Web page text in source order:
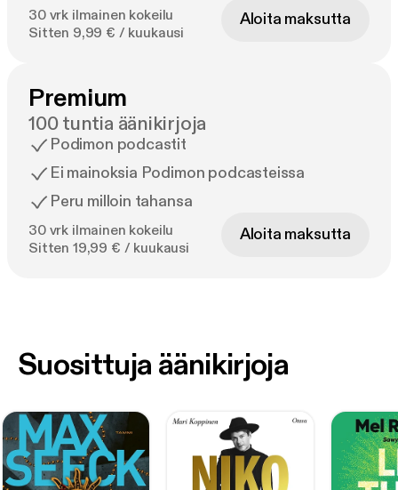
30 vrk ilmainen kokeilu
Sitten 9,99 € / kuukausi
Aloita maksutta
Premium
100 tuntia äänikirjoja
Podimon podcastit
Ei mainoksia Podimon podcasteissa
Peru milloin tahansa
30 vrk ilmainen kokeilu
Sitten 19,99 € / kuukausi
Aloita maksutta
Suosittuja äänikirjoja